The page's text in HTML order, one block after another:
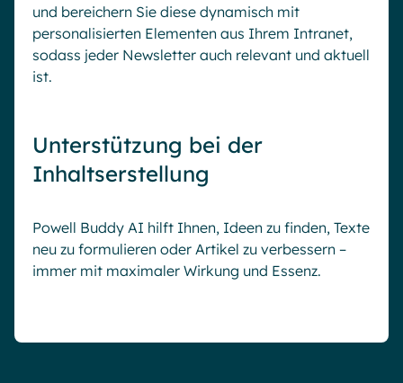
und bereichern Sie diese dynamisch mit
personalisierten Elementen aus Ihrem Intranet,
sodass jeder Newsletter auch relevant und aktuell
ist.
Unterstützung bei der
Inhaltserstellung
Powell Buddy AI hilft Ihnen, Ideen zu finden, Texte
neu zu formulieren oder Artikel zu verbessern –
immer mit maximaler Wirkung und Essenz.